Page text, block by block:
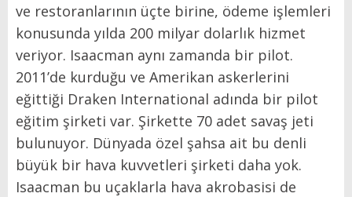
ve restoranlarının üçte birine, ödeme işlemleri
konusunda yılda 200 milyar dolarlık hizmet
veriyor. Isaacman aynı zamanda bir pilot.
2011’de kurduğu ve Amerikan askerlerini
eğittiği Draken International adında bir pilot
eğitim şirketi var. Şirkette 70 adet savaş jeti
bulunuyor. Dünyada özel şahsa ait bu denli
büyük bir hava kuvvetleri şirketi daha yok.
Isaacman bu uçaklarla hava akrobasisi de